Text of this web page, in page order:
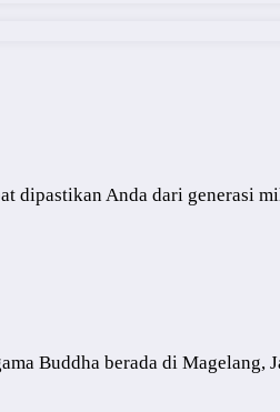
dipastikan Anda dari generasi
Buddha berada di Magelang,